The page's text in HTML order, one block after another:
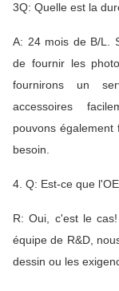
3Q: Quelle est la
A: 24 mois de B/L.
de fournir les
fournirons un
accessoires
pouvons
besoin.
4. Q: Est-ce que
R: Oui, c'est le
équipe de R&D,
dessin ou les